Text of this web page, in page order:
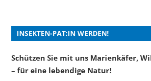
INSEKTEN-PAT:IN WERDEN!
Schützen Sie mit uns Marienkäfer,
– für eine lebendige Natur!